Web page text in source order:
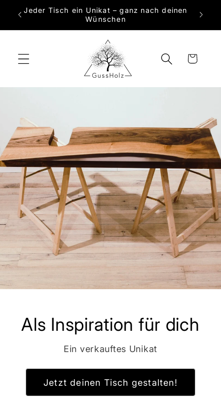
zum
Jeder Tisch ein Unikat – ganz nach deinen
Wünschen
Warenkorb
Als Inspiration für dich
Ein verkauftes Unikat
Jetzt deinen Tisch gestalten!